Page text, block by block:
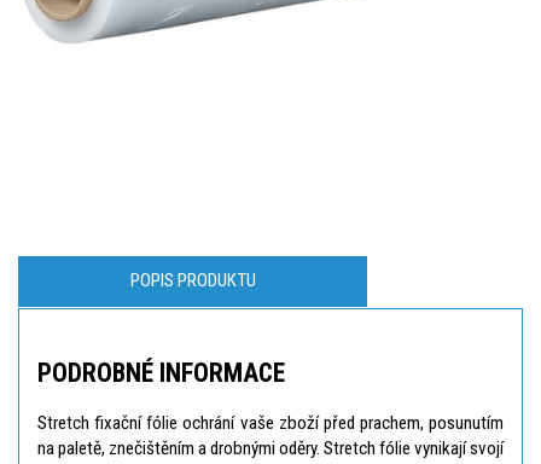
POPIS PRODUKTU
PODROBNÉ INFORMACE
Stretch fixační fólie ochrání vaše zboží před prachem, posunutím
na paletě, znečištěním a drobnými oděry. Stretch fólie vynikají svojí